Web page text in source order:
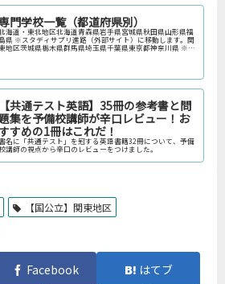
門学校一覧（都道府県別）
海道・東北地区北海道青森県岩手県宮城県秋田県山形県福
県 ※スタディサプリ進路（外部サイト）に移動します。関
地区茨城県栃木県群馬県埼玉県千葉県東京都神奈川県 ※ス
【共通テスト英語】35冊の参考書と問
集を予備校講師が辛口レビュー！お
すめの1冊はこれだ！
名に「共通テスト」を冠する英語書籍32冊について、予備
講師の視点から辛口のレビューをつけました。
【国公立】関東地区
Facebook はてブ